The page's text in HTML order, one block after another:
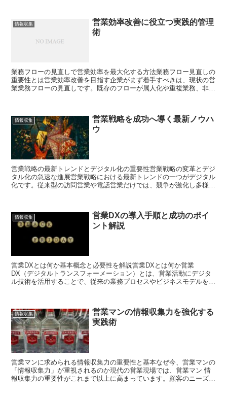
情報収集
営業効率改善に役立つ実践的管理
術
業務フローの見直しで営業効率を最大化する方法業務フロー見直しの
重要性とは営業効率改善を目指す企業がまず着手すべきは、現状の営
業業務フローの見直しです。既存のフローが属人化や重複業務、非効
情報収集
営業戦略を成功へ導く最新ノウハ
ウ
営業戦略の最新トレンドとデジタル化の重要性営業戦略の変革とデジ
タル化の急速な進展営業戦略における最新トレンドの一つがデジタル
化です。従来型の訪問営業や電話営業だけでは、競争が激化し多様化
情報収集
営業DXの導入手順と成功のポイ
ント解説
営業DXとは何か基本概念と必要性を解説営業DXとは何か営業
DX（デジタルトランスフォーメーション）とは、営業活動にデジタ
ル技術を活用することで、従来の業務プロセスやビジネスモデルを革
情報収集
営業マンの情報収集力を強化する
実践術
営業マンに求められる情報収集力の重要性と基本なぜ今、営業マンの
「情報収集力」が重視されるのか現代の営業現場では、営業マン 情
報収集力の重要性がこれまで以上に高まっています。顧客のニーズが